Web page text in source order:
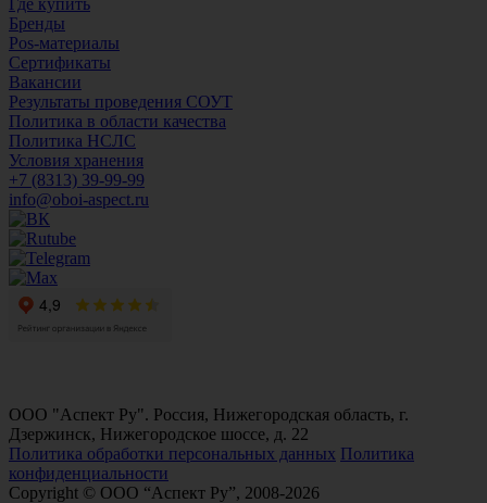
Где купить
Бренды
Pos-материалы
Сертификаты
Вакансии
Результаты проведения СОУТ
Политика в области качества
Политика НСЛС
Условия хранения
+7 (8313) 39-99-99
info@oboi-aspect.ru
ООО "Аспект Ру". Россия, Нижегородская область, г.
Дзержинск, Нижегородское шоссе, д. 22
Политика обработки персональных данных Политика
конфиденциальности
Copyright © ООО “Аспект Ру”, 2008-2026